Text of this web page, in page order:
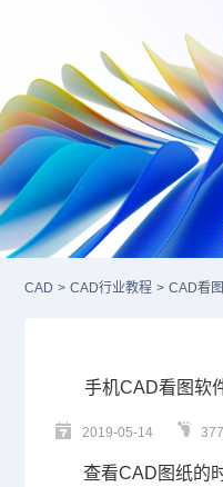
CAD > CAD行业教程 > CAD看图
手机CAD看图软
2019-05-14
查看CAD图纸的